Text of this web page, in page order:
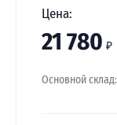
Цена:
21 780 ₽
Основной склад: